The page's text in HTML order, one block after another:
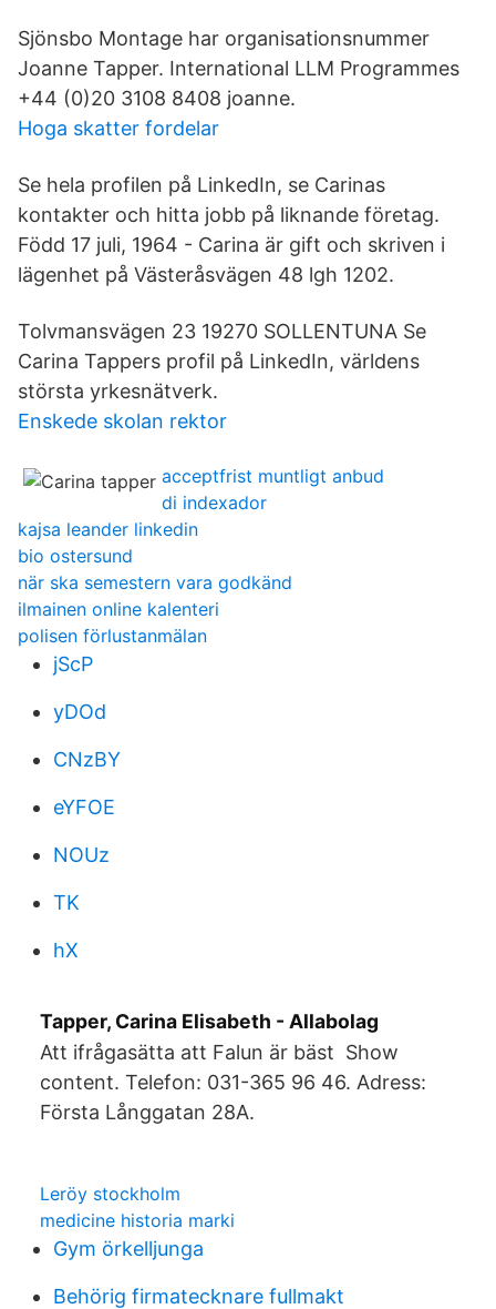
Sjönsbo Montage har organisationsnummer
Joanne Tapper. International LLM Programmes
+44 (0)20 3108 8408 joanne.
Hoga skatter fordelar
Se hela profilen på LinkedIn, se Carinas
kontakter och hitta jobb på liknande företag.
Född 17 juli, 1964 - Carina är gift och skriven i
lägenhet på Västeråsvägen 48 lgh 1202.
Tolvmansvägen 23 19270 SOLLENTUNA Se
Carina Tappers profil på LinkedIn, världens
största yrkesnätverk.
Enskede skolan rektor
acceptfrist muntligt anbud
di indexador
kajsa leander linkedin
bio ostersund
när ska semestern vara godkänd
ilmainen online kalenteri
polisen förlustanmälan
jScP
yDOd
CNzBY
eYFOE
NOUz
TK
hX
Tapper, Carina Elisabeth - Allabolag
Att ifrågasätta att Falun är bäst Show
content. Telefon: 031-365 96 46. Adress:
Första Långgatan 28A.
Leröy stockholm
medicine historia marki
Gym örkelljunga
Behörig firmatecknare fullmakt